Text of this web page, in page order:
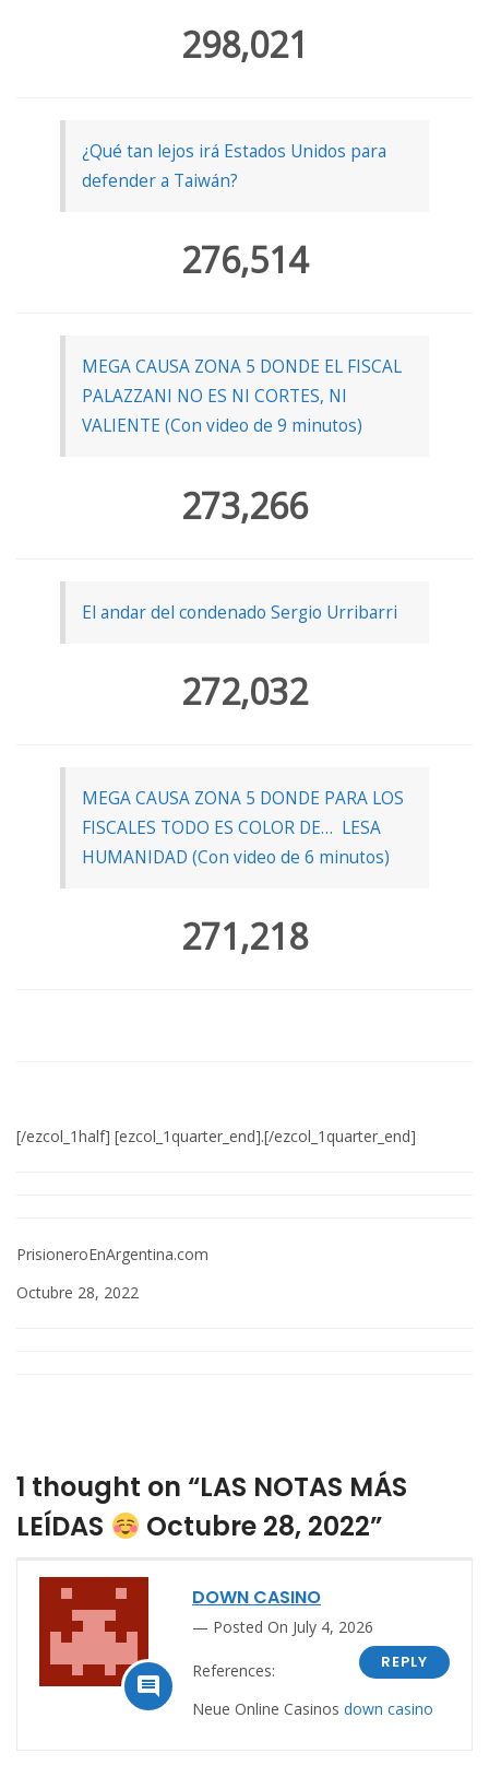
298,021
¿Qué tan lejos irá Estados Unidos para
defender a Taiwán?
276,514
MEGA CAUSA ZONA 5 DONDE EL FISCAL
PALAZZANI NO ES NI CORTES, NI
VALIENTE (Con video de 9 minutos)
273,266
El andar del condenado Sergio Urribarri
272,032
MEGA CAUSA ZONA 5 DONDE PARA LOS
FISCALES TODO ES COLOR DE… LESA
HUMANIDAD (Con video de 6 minutos)
271,218
[/ezcol_1half] [ezcol_1quarter_end].[/ezcol_1quarter_end]
PrisioneroEnArgentina.com
Octubre 28, 2022
1 thought on “LAS NOTAS MÁS
LEÍDAS
Octubre 28, 2022”

DOWN CASINO
Posted On July 4, 2026
REPLY
References:
Neue Online Casinos down casino